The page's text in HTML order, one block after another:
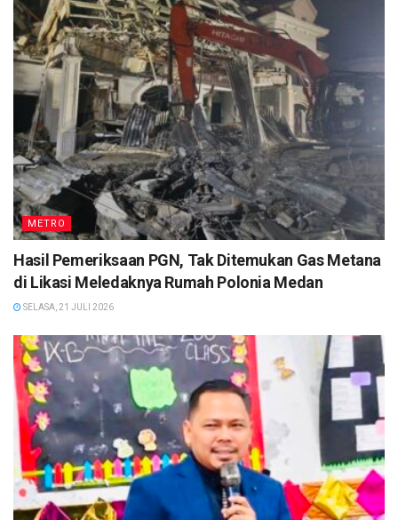
METRO
Hasil Pemeriksaan PGN, Tak Ditemukan Gas Metana
di Likasi Meledaknya Rumah Polonia Medan
SELASA, 21 JULI 2026